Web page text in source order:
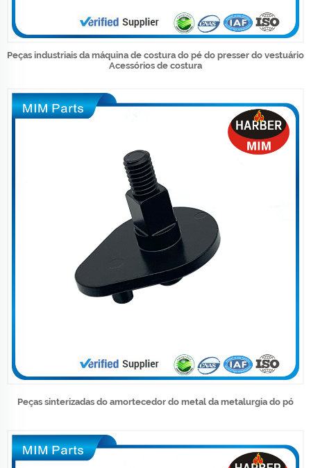
Peças industriais da máquina de costura do pé do presser do vestuário
Acessórios de costura
Peças sinterizadas do amortecedor do metal da metalurgia do pó